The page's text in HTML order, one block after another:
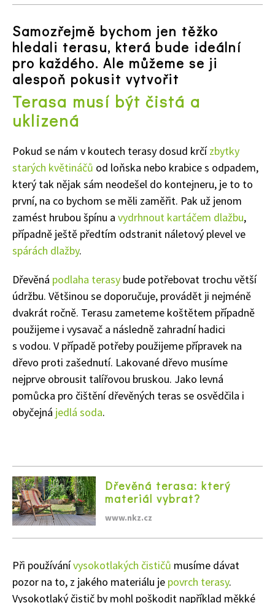
Samozřejmě bychom jen těžko
hledali terasu, která bude ideální
pro každého. Ale můžeme se ji
alespoň pokusit vytvořit
Terasa musí být čistá a
uklizená
Pokud se nám v koutech terasy dosud krčízbytky
starých květináčů od loňska nebo krabice s odpadem,
který tak nějak sám neodešel do kontejneru, je to to
první, na co bychom se měli zaměřit. Pak už jenom
zamést hrubou špínu a vydrhnout kartáčem dlažbu,
případně ještě předtím odstranit náletový plevel ve
spárách dlažby.
Dřevěná podlaha terasy bude potřebovat trochu větší
údržbu. Většinou se doporučuje, provádět ji nejméně
dvakrát ročně. Terasu zameteme koštětem případně
použijeme i vysavač a následně zahradní hadici
s vodou. V případě potřeby použijeme přípravek na
dřevo proti zašednutí. Lakované dřevo musíme
nejprve obrousit talířovou bruskou. Jako levná
pomůcka pro čištění dřevěných teras se osvědčila i
obyčejná jedlá soda.
Dřevěná terasa: který
materiál vybrat?
www.nkz.cz
Při používánívysokotlakých čističů musíme dávat
pozor na to, z jakého materiálu je povrch terasy.
Vysokotlaký čistič by mohl poškodit například měkké